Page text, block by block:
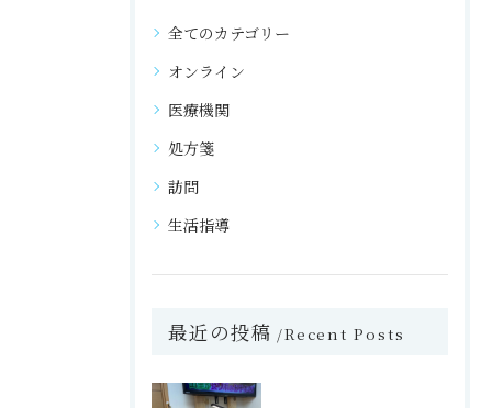
全てのカテゴリー
オンライン
医療機関
処方箋
訪問
生活指導
最近の投稿 Recent Posts